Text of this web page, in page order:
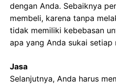
dengan Anda. Sebaiknya
membeli, karena tanpa
tidak memiliki kebebasan
apa yang Anda sukai setiap
Jasa
Selanjutnya, Anda harus